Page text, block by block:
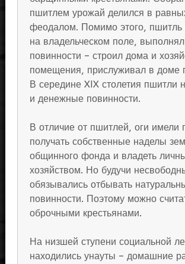
пшитлем урожай делился в
феодалом. Помимо этого, пшитль
на владельческом поле,
повинности – строил дома и
помещения, прислуживал в доме
В середине XIX столетия пшитли
и денежные повинности.
В отличие от пшитлей, оги имели
получать собственные наделы
общинного фонда и владеть
хозяйством. Но будучи
обязывались отбывать
повинности. Поэтому можно
оброчными крестьянами.
На низшей ступени социальной
находились унауты – домашние